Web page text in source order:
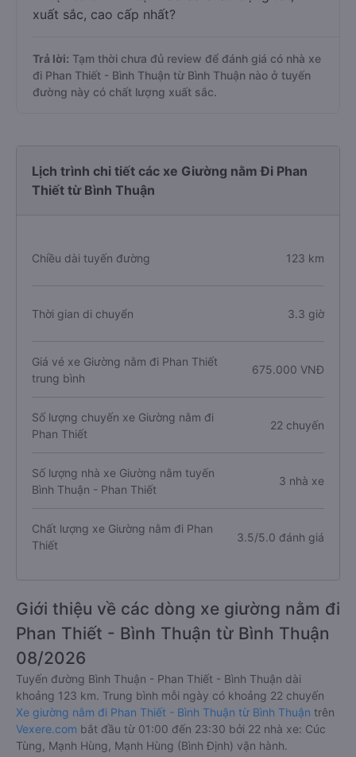
xuất sắc, cao cấp nhất?
Trả lời: Tạm thời chưa đủ review để đánh giá có nhà xe
đi Phan Thiết - Bình Thuận từ Bình Thuận nào ở tuyến
đường này có chất lượng xuất sắc.
Lịch trình chi tiết các xe Giường nằm Đi Phan
Thiết từ Bình Thuận
Chiều dài tuyến đường 123 km
Thời gian di chuyển 3.3 giờ
Giá vé xe Giường nằm đi Phan Thiết
trung bình
675.000 VNĐ
Số lượng chuyến xe Giường nằm đi
Phan Thiết
22 chuyến
Số lượng nhà xe Giường nằm tuyến
Bình Thuận - Phan Thiết
3 nhà xe
Chất lượng xe Giường nằm đi Phan
Thiết
3.5/5.0 đánh giá
Giới thiệu về các dòng xe giường nằm đi
Phan Thiết - Bình Thuận từ Bình Thuận
08/2026
Tuyến đường Bình Thuận - Phan Thiết - Bình Thuận dài
khoảng 123 km. Trung bình mỗi ngày có khoảng 22 chuyến
Xe giường nằm đi Phan Thiết - Bình Thuận từ Bình Thuận trên
Vexere.com bắt đầu từ 01:00 đến 23:30 bởi 22 nhà xe: Cúc
Tùng, Mạnh Hùng, Mạnh Hùng (Bình Định) vận hành.